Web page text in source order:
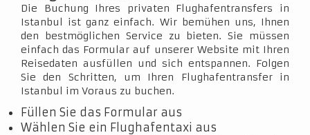
Die Buchung Ihres privaten Flughafentransfers in
Istanbul ist ganz einfach. Wir bemühen uns, Ihnen
den bestmöglichen Service zu bieten. Sie müssen
einfach das Formular auf unserer Website mit Ihren
Reisedaten ausfüllen und sich entspannen. Folgen
Sie den Schritten, um Ihren Flughafentransfer in
Istanbul im Voraus zu buchen.
Füllen Sie das Formular aus
Wählen Sie ein Flughafentaxi aus